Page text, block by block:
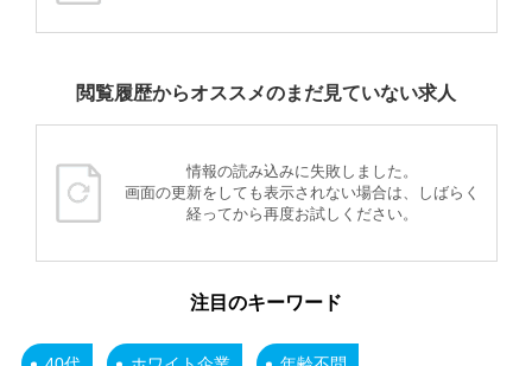
閲覧履歴からオススメのまだ見ていない求人
情報の読み込みに失敗しました。
画面の更新をしても表示されない場合は、しばらく
経ってから再度お試しください。
注目のキーワード